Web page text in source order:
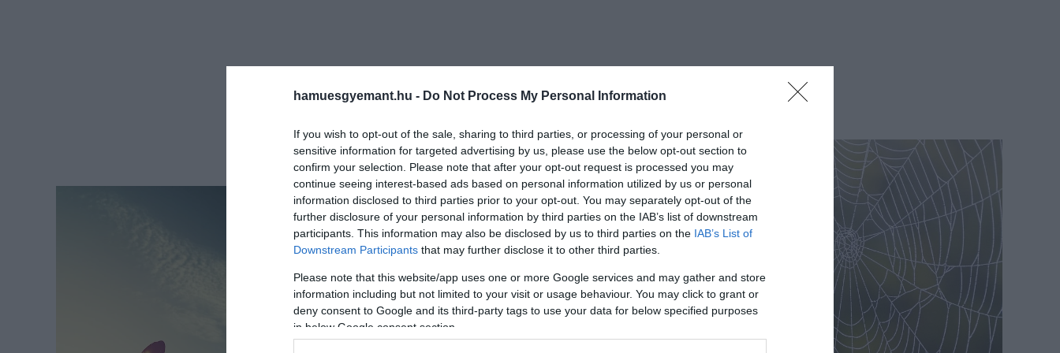
hamuesgyemant.hu - Do Not Process My Personal Information
If you wish to opt-out of the sale, sharing to third parties, or processing of your personal or
sensitive information for targeted advertising by us, please use the below opt-out section to
confirm your selection. Please note that after your opt-out request is processed you may
continue seeing interest-based ads based on personal information utilized by us or personal
information disclosed to third parties prior to your opt-out. You may separately opt-out of the
further disclosure of your personal information by third parties on the IAB’s list of downstream
participants. This information may also be disclosed by us to third parties on the IAB’s List of
Downstream Participants that may further disclose it to other third parties.
Please note that this website/app uses one or more Google services and may gather and store
information including but not limited to your visit or usage behaviour. You may click to grant or
deny consent to Google and its third-party tags to use your data for below specified purposes
in below Google consent section.